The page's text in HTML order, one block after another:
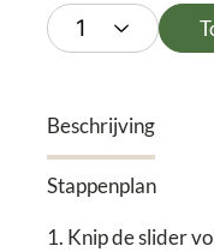
Beschrijving
Stappenplan
1. Knip de slider